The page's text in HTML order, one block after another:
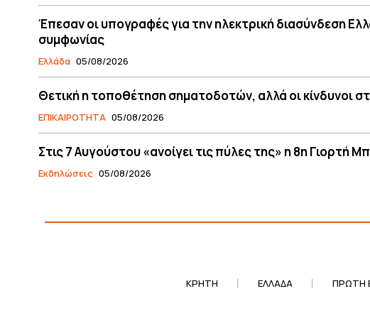
Έπεσαν οι υπογραφές για την ηλεκτρική διασύνδεση
συμφωνίας
Ελλάδα 05/08/2026
Θετική η τοποθέτηση σηματοδοτών, αλλά οι κίνδυνοι
ΕΠΙΚΑΙΡΟΤΗΤΑ 05/08/2026
Στις 7 Αυγούστου «ανοίγει τις πύλες της» η 8η Γιορτή
Εκδηλώσεις 05/08/2026
ΚΡΗΤΗ ΕΛΛΆΔΑ ΠΡΏΤΗ